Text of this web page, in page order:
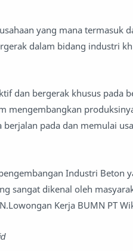
yang mana termasuk
dalam bidang industri
dan bergerak khusus pada
mengembangkan
pada dan memulai
Industri Beton
sangat dikenal oleh
Kerja BUMN PT